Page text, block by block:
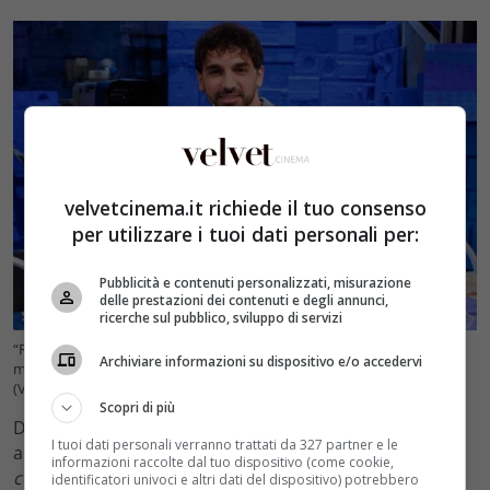
“Rapporti tesi con Maria”: ad Amici è bufera tra la conduttrice ed un
membro del cast – Credits: Instagram @todaroraimondo
(VelvetCinema.it)
Dalla scorsa edizione è approdato nel corpo docenti
ancheRaimondo Todaro, ex volto storico diBallando
con le stellee maestro di latino americano di
velvetcinema.it richiede il tuo consenso
per utilizzare i tuoi dati personali per:
Pubblicità e contenuti personalizzati, misurazione
delle prestazioni dei contenuti e degli annunci,
ricerche sul pubblico, sviluppo di servizi
Archiviare informazioni su dispositivo e/o accedervi
Scopri di più
I tuoi dati personali verranno trattati da 327 partner e le
informazioni raccolte dal tuo dispositivo (come cookie,
identificatori univoci e altri dati del dispositivo) potrebbero